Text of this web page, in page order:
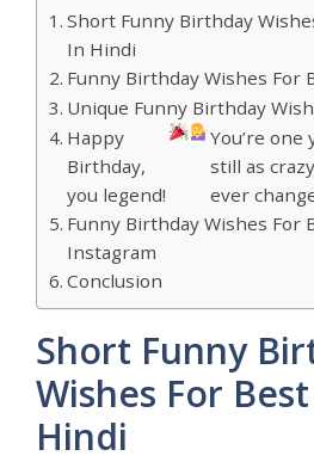
Short Funny Birthday
In Hindi
Funny Birthday Wishes For
Unique Funny Birthday
Happy
Birthday,
you legend!
You’re
still as
ever
Funny Birthday Wishes For
Instagram
Conclusion
Short Funny
Wishes For
Hindi